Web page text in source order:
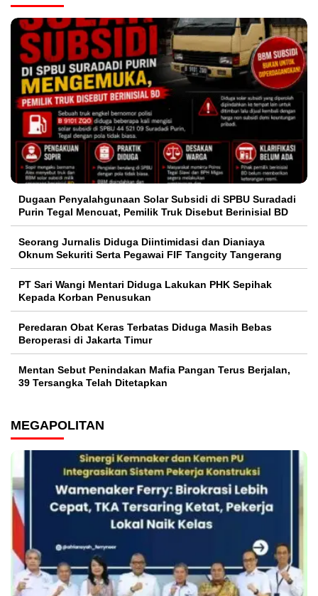
‎Dugaan Penyalahgunaan Solar Subsidi di SPBU Suradadi
Purin Tegal Mencuat, Pemilik Truk Disebut Berinisial BD
Seorang Jurnalis Diduga Diintimidasi dan Dianiaya
Oknum Sekuriti Serta Pegawai FIF Tangcity Tangerang
PT Sari Wangi Mentari Diduga Lakukan PHK Sepihak
Kepada Korban Penusukan
Peredaran Obat Keras Terbatas Diduga Masih Bebas
Beroperasi di Jakarta Timur
Mentan Sebut Penindakan Mafia Pangan Terus Berjalan,
39 Tersangka Telah Ditetapkan
MEGAPOLITAN